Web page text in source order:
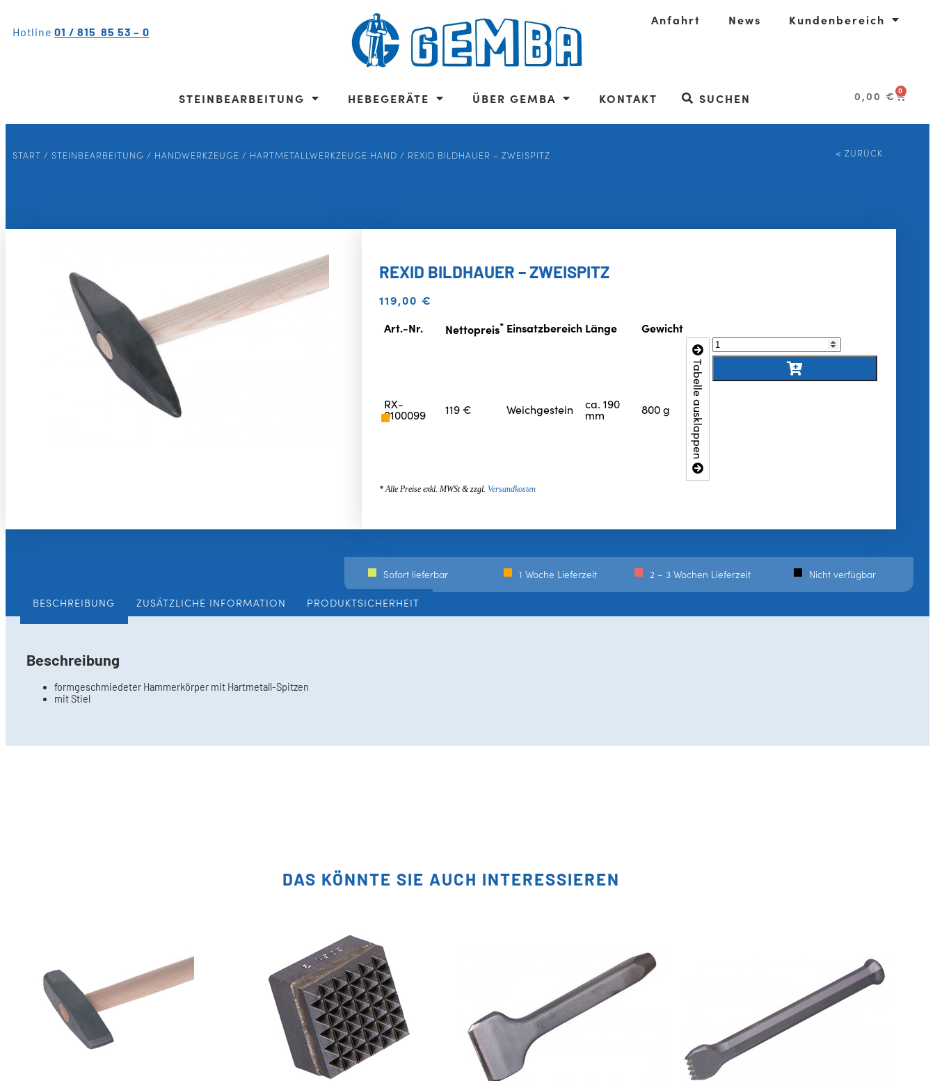
Hotline01 / 815 85 53 – 0
Anfahrt News Kundenbereich
STEINBEARBEITUNG HEBEGERÄTE ÜBER GEMBA KONTAKT SUCHEN 0,00€ 0
START / STEINBEARBEITUNG / HANDWERKZEUGE / HARTMETALLWERKZEUGE HAND / REXID BILDHAUER – ZWEISPITZ < ZURÜCK
REXID BILDHAUER – ZWEISPITZ
119,00 €
Art.-Nr.
Nettopreis* Einsatzbereich Länge Gewicht
RX-
0100099 119 € Weichgestein ca. 190
mm 800 g Tabelle ausklappen
* Alle Preise exkl. MWSt & zzgl. Versandkosten
Sofort lieferbar 1 Woche Lieferzeit 2 – 3 Wochen Lieferzeit Nicht verfügbar
BESCHREIBUNG ZUSÄTZLICHE INFORMATION PRODUKTSICHERHEIT
Beschreibung
formgeschmiedeter Hammerkörper mit Hartmetall-Spitzen
mit Stiel
DAS KÖNNTE SIE AUCH INTERESSIEREN